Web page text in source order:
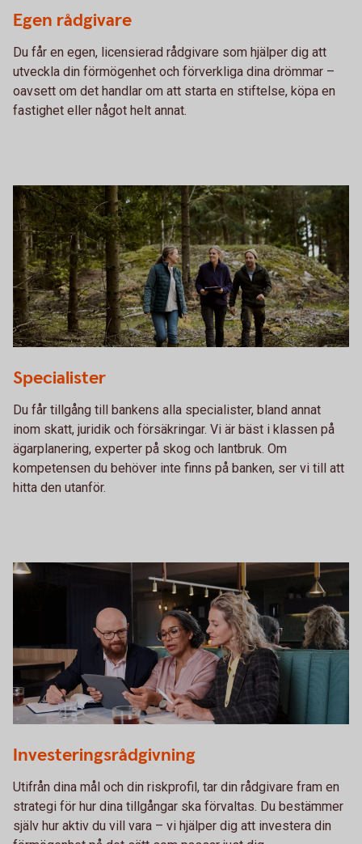
Egen rådgivare
Du får en egen, licensierad rådgivare som hjälper dig att
utveckla din förmögenhet och förverkliga dina drömmar –
oavsett om det handlar om att starta en stiftelse, köpa en
fastighet eller något helt annat.
Specialister
Du får tillgång till bankens alla specialister, bland annat
inom skatt, juridik och försäkringar. Vi är bäst i klassen på
ägarplanering, experter på skog och lantbruk. Om
kompetensen du behöver inte finns på banken, ser vi till att
hitta den utanför.
Investeringsrådgivning
Utifrån dina mål och din riskprofil, tar din rådgivare fram en
strategi för hur dina tillgångar ska förvaltas. Du bestämmer
själv hur aktiv du vill vara – vi hjälper dig att investera din